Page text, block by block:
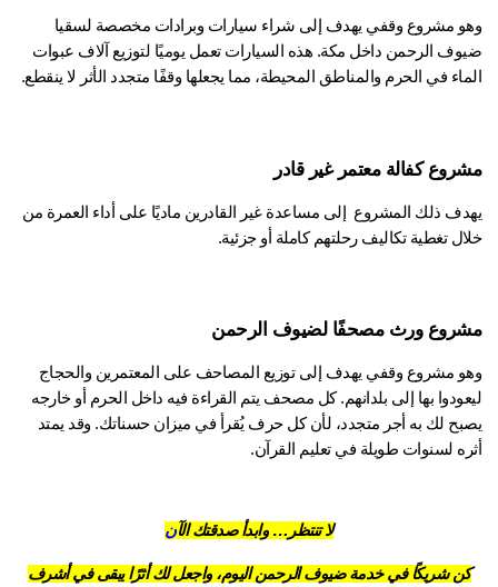
وهو مشروع وقفي يهدف إلى شراء سيارات وبرادات مخصصة لسقيا
ضيوف الرحمن داخل مكة. هذه السيارات تعمل يوميًا لتوزيع آلاف عبوات
في الحرم والمناطق المحيطة، مما يجعلها وقفًا متجدد الأثر لا ينقطع.
كفالة معتمر غير قادر
يهدف ذلك المشروع  إلى مساعدة غير القادرين ماديًا على أداء العمرة من
تغطية تكاليف رحلتهم كاملة أو جزئية.
ورث مصحفًا لضيوف الرحمن
وهو مشروع وقفي يهدف إلى توزيع المصاحف على المعتمرين والحجاج
ليعودوا بها إلى بلدانهم. كل مصحف يتم القراءة فيه داخل الحرم أو خارجه
لسنوات طويلة في تعليم القرآن.
لا تنتظر… وابدأ صدقتك الآن
شريكًا في خدمة ضيوف الرحمن اليوم، واجعل لك أثرًا يبقى في أشرف